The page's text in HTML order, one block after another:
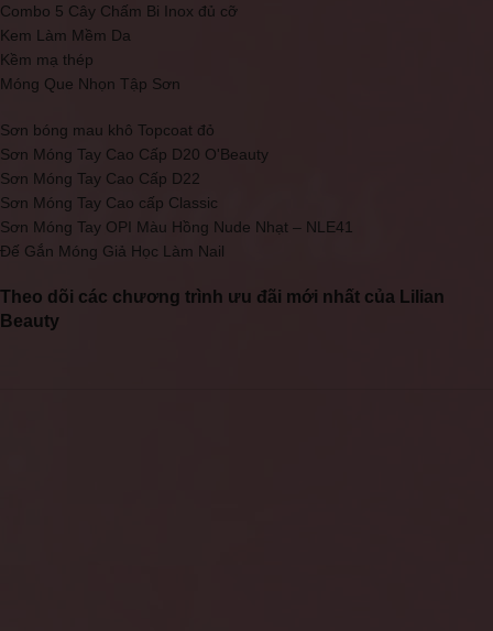
Combo 5 Cây Chấm Bi Inox đủ cỡ
Kem Làm Mềm Da
Kềm mạ thép
Móng Que Nhọn Tập Sơn
Sơn bóng mau khô Topcoat đỏ
Sơn Móng Tay Cao Cấp D20 O'Beauty
Sơn Móng Tay Cao Cấp D22
Sơn Móng Tay Cao cấp Classic
Sơn Móng Tay OPI Màu Hồng Nude Nhạt – NLE41
Đế Gắn Móng Giả Học Làm Nail
Theo dõi các chương trình ưu đãi mới nhất của Lilian
Beauty